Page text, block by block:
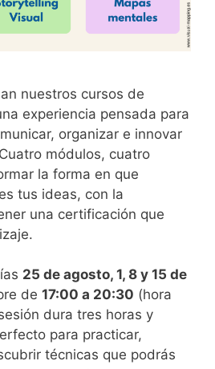
nuestros cursos de
experiencia pensada para
organizar e innovar
módulos, cuatro
la forma en que
tus ideas, con la
una certificación que
25 de agosto, 1, 8 y 15 de
de 17:00 a 20:30 (hora
dura tres horas y
para practicar,
técnicas que podrás